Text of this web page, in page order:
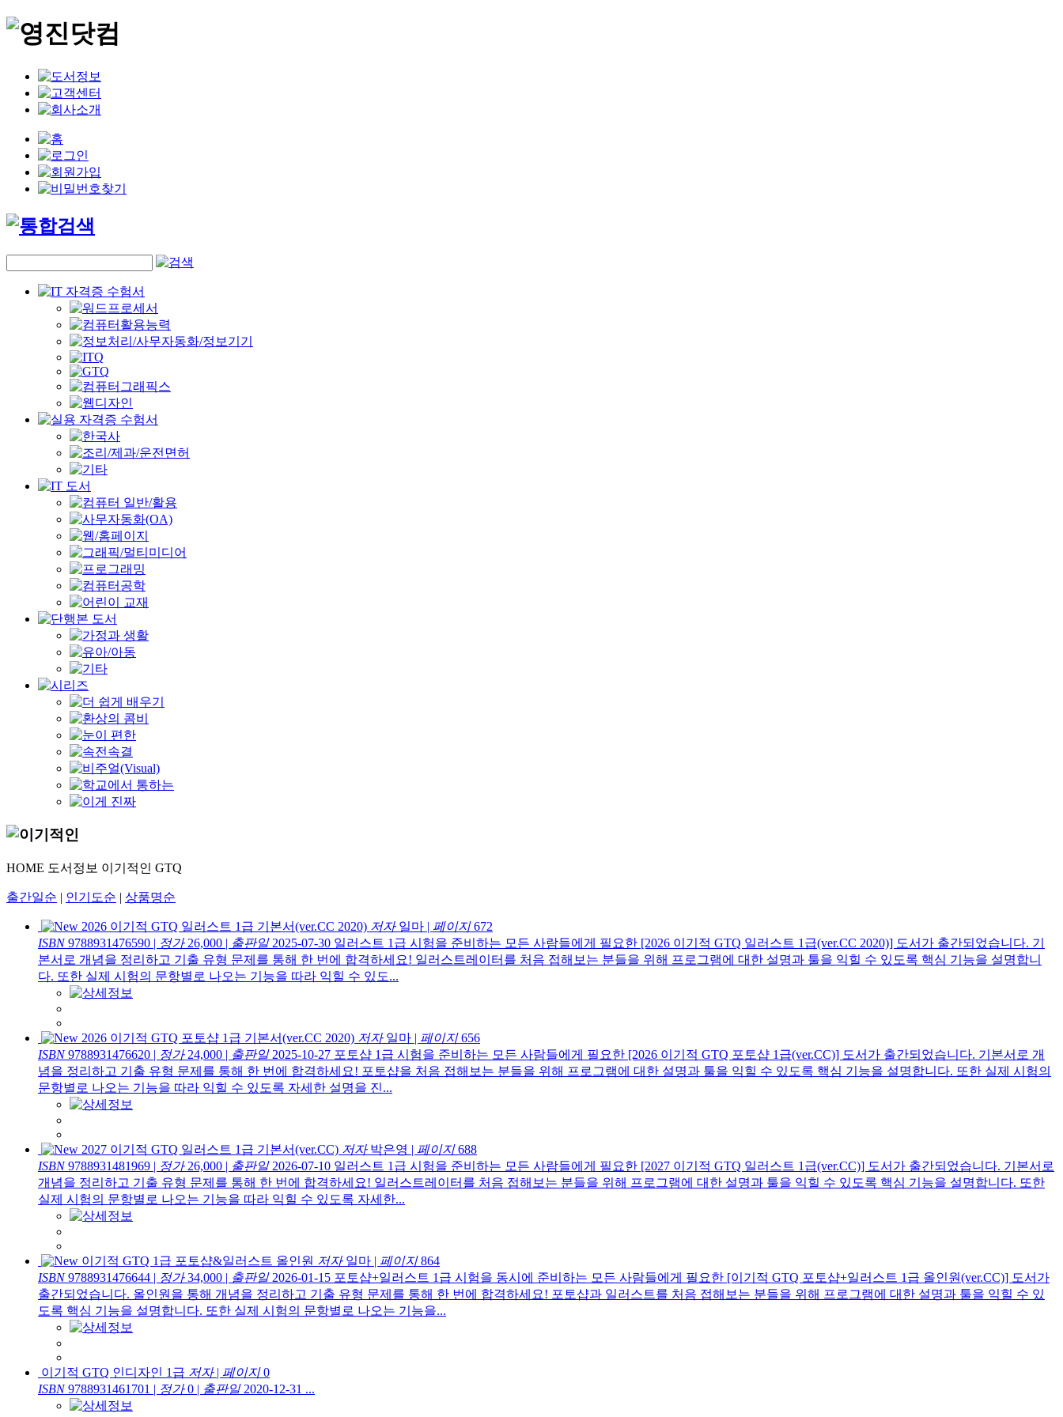
HOME 도서정보 이기적인 GTQ
출간일순 | 인기도순 | 상품명순
2026 이기적 GTQ 일러스트 1급 기본서(ver.CC 2020) 저자일마 | 페이지672
ISBN9788931476590 | 정가26,000 | 출판일2025-07-30 일러스트 1급 시험을 준비하는 모든 사람들에게 필요한 [2026 이기적 GTQ 일러스트 1급(ver.CC 2020)] 도서가 출간되었습니다. 기
본서로 개념을 정리하고 기출 유형 문제를 통해 한 번에 합격하세요! 일러스트레이터를 처음 접해보는 분들을 위해 프로그램에 대한 설명과 툴을 익힐 수 있도록 핵심 기능을 설명합니
다. 또한 실제 시험의 문항별로 나오는 기능을 따라 익힐 수 있도...
2026 이기적 GTQ 포토샵 1급 기본서(ver.CC 2020) 저자일마 | 페이지656
ISBN9788931476620 | 정가24,000 | 출판일2025-10-27 포토샵 1급 시험을 준비하는 모든 사람들에게 필요한 [2026 이기적 GTQ 포토샵 1급(ver.CC)] 도서가 출간되었습니다. 기본서로 개
념을 정리하고 기출 유형 문제를 통해 한 번에 합격하세요! 포토샵을 처음 접해보는 분들을 위해 프로그램에 대한 설명과 툴을 익힐 수 있도록 핵심 기능을 설명합니다. 또한 실제 시험의
문항별로 나오는 기능을 따라 익힐 수 있도록 자세한 설명을 진...
2027 이기적 GTQ 일러스트 1급 기본서(ver.CC) 저자박은영 | 페이지688
ISBN9788931481969 | 정가26,000 | 출판일2026-07-10 일러스트 1급 시험을 준비하는 모든 사람들에게 필요한 [2027 이기적 GTQ 일러스트 1급(ver.CC)] 도서가 출간되었습니다. 기본서로
개념을 정리하고 기출 유형 문제를 통해 한 번에 합격하세요! 일러스트레이터를 처음 접해보는 분들을 위해 프로그램에 대한 설명과 툴을 익힐 수 있도록 핵심 기능을 설명합니다. 또한
실제 시험의 문항별로 나오는 기능을 따라 익힐 수 있도록 자세한...
이기적 GTQ 1급 포토샵&일러스트 올인원 저자일마 | 페이지864
ISBN9788931476644 | 정가34,000 | 출판일2026-01-15 포토샵+일러스트 1급 시험을 동시에 준비하는 모든 사람들에게 필요한 [이기적 GTQ 포토샵+일러스트 1급 올인원(ver.CC)] 도서가
출간되었습니다. 올인원을 통해 개념을 정리하고 기출 유형 문제를 통해 한 번에 합격하세요! 포토샵과 일러스트를 처음 접해보는 분들을 위해 프로그램에 대한 설명과 툴을 익힐 수 있
도록 핵심 기능을 설명합니다. 또한 실제 시험의 문항별로 나오는 기능을...
이기적 GTQ 인디자인 1급 저자 | 페이지0
ISBN9788931461701 | 정가0 | 출판일2020-12-31 ...